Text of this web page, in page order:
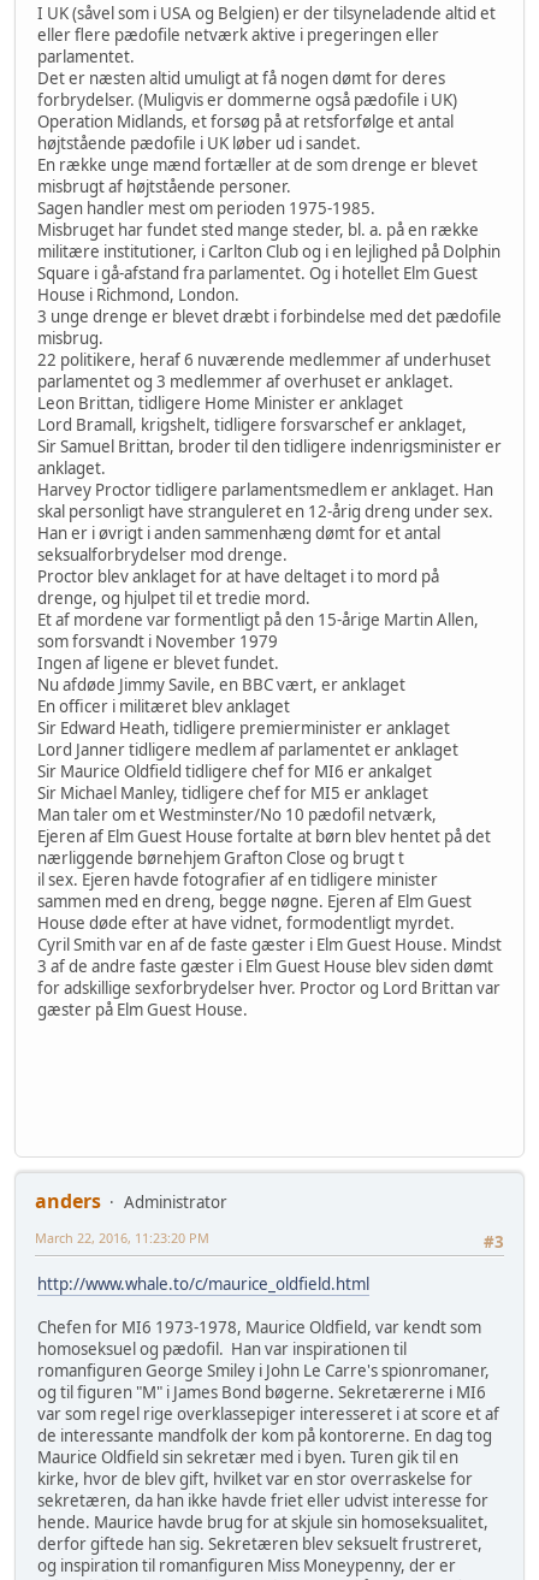
I UK (såvel som i USA og Belgien) er der tilsyneladende altid et
eller flere pædofile netværk aktive i pregeringen eller
parlamentet.
Det er næsten altid umuligt at få nogen dømt for deres
forbrydelser. (Muligvis er dommerne også pædofile i UK)
Operation Midlands, et forsøg på at retsforfølge et antal
højtstående pædofile i UK løber ud i sandet.
En række unge mænd fortæller at de som drenge er blevet
misbrugt af højtstående personer.
Sagen handler mest om perioden 1975-1985.
Misbruget har fundet sted mange steder, bl. a. på en række
militære institutioner, i Carlton Club og i en lejlighed på Dolphin
Square i gå-afstand fra parlamentet. Og i hotellet Elm Guest
House i Richmond, London.
3 unge drenge er blevet dræbt i forbindelse med det pædofile
misbrug.
22 politikere, heraf 6 nuværende medlemmer af underhuset
parlamentet og 3 medlemmer af overhuset er anklaget.
Leon Brittan, tidligere Home Minister er anklaget
Lord Bramall, krigshelt, tidligere forsvarschef er anklaget,
Sir Samuel Brittan, broder til den tidligere indenrigsminister er
anklaget.
Harvey Proctor tidligere parlamentsmedlem er anklaget. Han
skal personligt have stranguleret en 12-årig dreng under sex.
Han er i øvrigt i anden sammenhæng dømt for et antal
seksualforbrydelser mod drenge.
Proctor blev anklaget for at have deltaget i to mord på
drenge, og hjulpet til et tredie mord.
Et af mordene var formentligt på den 15-årige Martin Allen,
som forsvandt i November 1979
Ingen af ligene er blevet fundet.
Nu afdøde Jimmy Savile, en BBC vært, er anklaget
En officer i militæret blev anklaget
Sir Edward Heath, tidligere premierminister er anklaget
Lord Janner tidligere medlem af parlamentet er anklaget
Sir Maurice Oldfield tidligere chef for MI6 er ankalget
Sir Michael Manley, tidligere chef for MI5 er anklaget
Man taler om et Westminster/No 10 pædofil netværk,
Ejeren af Elm Guest House fortalte at børn blev hentet på det
nærliggende børnehjem Grafton Close og brugt t
il sex. Ejeren havde fotografier af en tidligere minister
sammen med en dreng, begge nøgne. Ejeren af Elm Guest
House døde efter at have vidnet, formodentligt myrdet.
Cyril Smith var en af de faste gæster i Elm Guest House. Mindst
3 af de andre faste gæster i Elm Guest House blev siden dømt
for adskillige sexforbrydelser hver. Proctor og Lord Brittan var
gæster på Elm Guest House.
anders
Administrator
#3
March 22, 2016, 11:23:20 PM
http://www.whale.to/c/maurice_oldfield.html
Chefen for MI6 1973-1978, Maurice Oldfield, var kendt som
homoseksuel og pædofil. Han var inspirationen til
romanfiguren George Smiley i John Le Carre's spionromaner,
og til figuren "M" i James Bond bøgerne. Sekretærerne i MI6
var som regel rige overklassepiger interesseret i at score et af
de interessante mandfolk der kom på kontorerne. En dag tog
Maurice Oldfield sin sekretær med i byen. Turen gik til en
kirke, hvor de blev gift, hvilket var en stor overraskelse for
sekretæren, da han ikke havde friet eller udvist interesse for
hende. Maurice havde brug for at skjule sin homoseksualitet,
derfor giftede han sig. Sekretæren blev seksuelt frustreret,
og inspiration til romanfiguren Miss Moneypenny, der er